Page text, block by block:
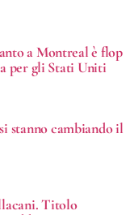
a Montreal è flop
per gli Stati Uniti
stanno cambiando il
Titolo